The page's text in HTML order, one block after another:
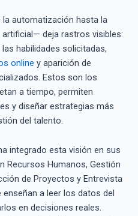
automatización hasta la
deja rastros visibles:
habilidades solicitadas,
online y aparición de
Estos son los
a tiempo, permiten
y diseñar estrategias más
del talento.
integrado esta visión en sus
Recursos Humanos, Gestión
de Proyectos y Entrevista
a leer los datos del
en decisiones reales.